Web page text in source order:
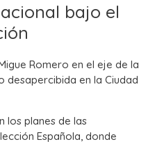
bajo el
Romero en el eje de la
desapercibida en la Ciudad
los planes de las
Española, donde